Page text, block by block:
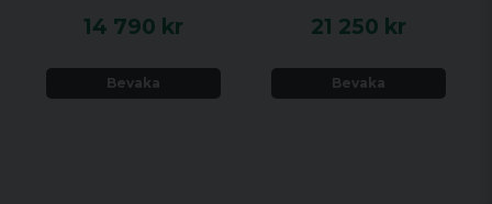
14 790 kr
Bevaka
21 250 kr
Bevaka